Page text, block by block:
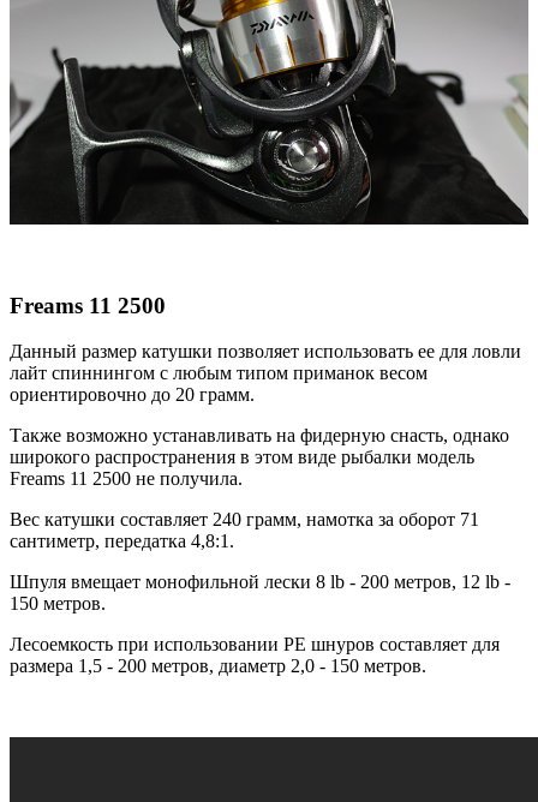
Freams 11 2500
Данный размер катушки позволяет использовать ее для ловли
лайт спиннингом с любым типом приманок весом
ориентировочно до 20 грамм.
Также возможно устанавливать на фидерную снасть, однако
широкого распространения в этом виде рыбалки модель
Freams 11 2500 не получила.
Вес катушки составляет 240 грамм, намотка за оборот 71
сантиметр, передатка 4,8:1.
Шпуля вмещает монофильной лески 8 lb - 200 метров, 12 lb -
150 метров.
Лесоемкость при использовании PE шнуров составляет для
размера 1,5 - 200 метров, диаметр 2,0 - 150 метров.